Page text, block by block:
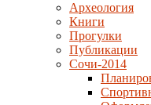
Археология
Книги
Прогулки
Публикации
Сочи-2014